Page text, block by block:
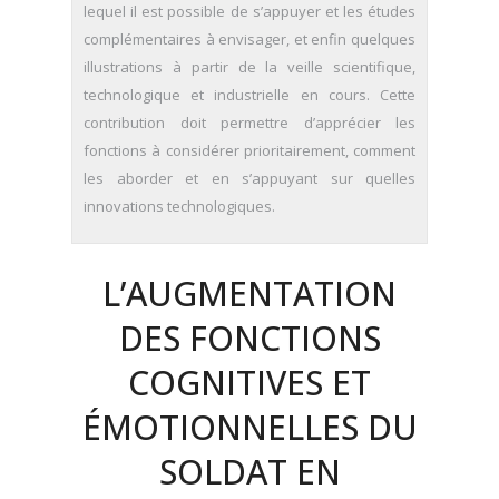
lequel il est possible de s’appuyer et les études
complémentaires à envisager, et enfin quelques
illustrations à partir de la veille scientifique,
technologique et industrielle en cours. Cette
contribution doit permettre d’apprécier les
fonctions à considérer prioritairement, comment
les aborder et en s’appuyant sur quelles
innovations technologiques.
L’AUGMENTATION
DES FONCTIONS
COGNITIVES ET
ÉMOTIONNELLES DU
SOLDAT EN